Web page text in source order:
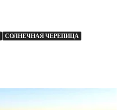
СОЛНЕЧНАЯ ЧЕРЕПИЦА